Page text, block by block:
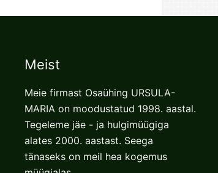
Meist
Meie firmast Osaühing URSULA-
MARIA on moodustatud 1998. aastal.
Tegeleme jäe - ja hulgimüügiga
alates 2000. aastast. Seega
tänaseks on meil hea kogemus